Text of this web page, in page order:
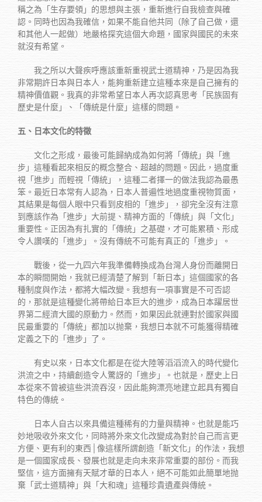
稱之為「生存要領」的思想與主張，重新進行自我檢查與確
認。同時也因為我確信，如果不能自他共同（除了自己做，還
和其他人一起做）地嚴格探究這個大命題，國家與國民的未來
就沒有希望。
我之所以大聲疾呼應該重新重視武士道精神，乃是因為我
非常期許日本與日本人，能夠重新建立這種本來是自己擁有的
精神價值觀。我真的非常希望日本人再次認真思考「民族固有
歷史是什麼」、「傳統是什麼」這樣的問題。
五、日本文化的特徵
文化之形成，最後可能歸納成為如何將「傳統」與「進
步」這種看起來相反的概念整合、超越的問題。因此，過度重
視「進步」而輕視「傳統」，這種二者擇一的做法我認為最愚
笨。最近日本常有人認為，日本人普遍性地過度重視物質面，
其結果是每個人眼中只看到皮相的「進步」，卻完全沒有注意
到應該作為「進步」大前提、精神方面的「傳統」與「文化」
重要性。正因為有扎實的「傳統」之基礎，才可能累積、形成
令人讚嘆的「進步」。沒有傳統不可能有真正的「進步」。
戰後，從一九四六年我準備轉換成為台灣人身份而離開日
本的瞬間開始，我就已經清楚了解到「新日本」這個國家的各
種制度與作法，都將大幅改變。我想有一項事實是不可否認
的，那就是這種變化將帶給日本巨大的進步，成為日本躍居世
界第二經濟大國的原動力。然而，如果因此就連對於國家與國
民最重要的「傳統」都加以抛棄，我想日本就不可能獲得精確
定義之下的「進步」了。
有史以來，日本文化都是在從大陸等滔滔流入的時代變化
洪流之中，持續創造令人驚訝的「進步」。也就是，歷史上日
本從來不曾被這些洪流吞沒，因此能夠漂亮地建立起具有獨自
特色的傳統。
日本人自古以來具備這種稀有的力量與精神。也就是能巧
妙地吸收外來文化，同時將外來文化改變成為對於自己而言更
方便、更有利的東西│像這樣所謂創造「新文化」的作法，我想
是一個國家成長、發展也就是走向未來非常重要的部份。而我
堅信，這方面擁有天賦才華的日本人，絕不可能如此簡單地抛
棄「武士道精神」與「大和魂」這種珍貴遺產與傳統。